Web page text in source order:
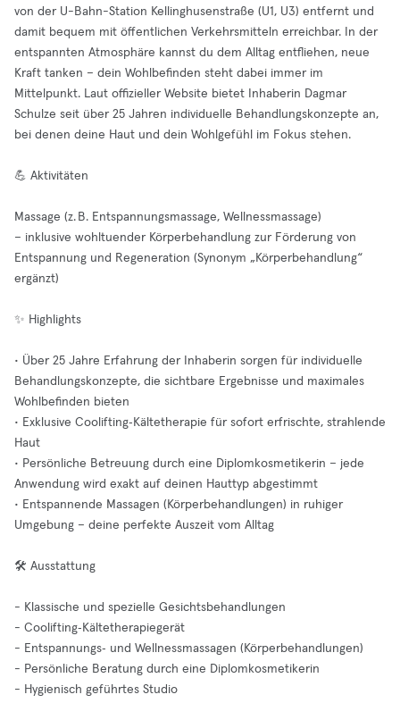
von der U-Bahn-Station Kellinghusenstraße (U1, U3) entfernt und
damit bequem mit öffentlichen Verkehrsmitteln erreichbar. In der
entspannten Atmosphäre kannst du dem Alltag entfliehen, neue
Kraft tanken – dein Wohlbefinden steht dabei immer im
Mittelpunkt. Laut offizieller Website bietet Inhaberin Dagmar
Schulze seit über 25 Jahren individuelle Behandlungskonzepte an,
bei denen deine Haut und dein Wohlgefühl im Fokus stehen.
💪 Aktivitäten
Massage (z. B. Entspannungsmassage, Wellnessmassage)
– inklusive wohltuender Körperbehandlung zur Förderung von
Entspannung und Regeneration (Synonym „Körperbehandlung“
ergänzt)
✨ Highlights
• Über 25 Jahre Erfahrung der Inhaberin sorgen für individuelle
Behandlungskonzepte, die sichtbare Ergebnisse und maximales
Wohlbefinden bieten
• Exklusive Coolifting‑Kältetherapie für sofort erfrischte, strahlende
Haut
• Persönliche Betreuung durch eine Diplomkosmetikerin – jede
Anwendung wird exakt auf deinen Hauttyp abgestimmt
• Entspannende Massagen (Körperbehandlungen) in ruhiger
Umgebung – deine perfekte Auszeit vom Alltag
🛠️ Ausstattung
- Klassische und spezielle Gesichtsbehandlungen
- Coolifting‑Kältetherapiegerät
- Entspannungs‑ und Wellnessmassagen (Körperbehandlungen)
- Persönliche Beratung durch eine Diplomkosmetikerin
- Hygienisch geführtes Studio